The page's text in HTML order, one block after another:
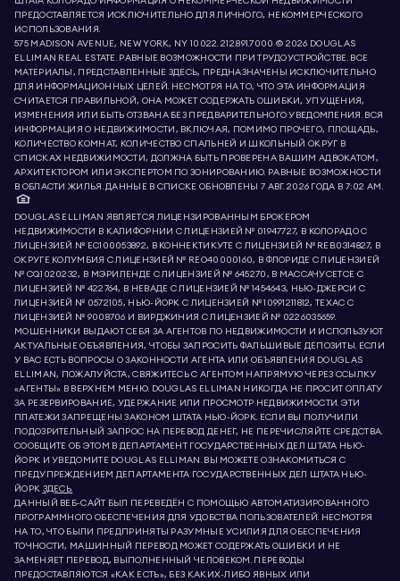
ПРЕДОСТАВЛЯЕТСЯ ИСКЛЮЧИТЕЛЬНО ДЛЯ ЛИЧНОГО, НЕКОММЕРЧЕСКОГО
ИСПОЛЬЗОВАНИЯ.
575 MADISON AVENUE, NEW YORK, NY 10022.212.891.7000 © 2026 DOUGLAS
ELLIMAN REAL ESTATE. РАВНЫЕ ВОЗМОЖНОСТИ ПРИ ТРУДОУСТРОЙСТВЕ. ВСЕ
МАТЕРИАЛЫ, ПРЕДСТАВЛЕННЫЕ ЗДЕСЬ, ПРЕДНАЗНАЧЕНЫ ИСКЛЮЧИТЕЛЬНО
ДЛЯ ИНФОРМАЦИОННЫХ ЦЕЛЕЙ. НЕСМОТРЯ НА ТО, ЧТО ЭТА ИНФОРМАЦИЯ
СЧИТАЕТСЯ ПРАВИЛЬНОЙ, ОНА МОЖЕТ СОДЕРЖАТЬ ОШИБКИ, УПУЩЕНИЯ,
ИЗМЕНЕНИЯ ИЛИ БЫТЬ ОТЗВАНА БЕЗ ПРЕДВАРИТЕЛЬНОГО УВЕДОМЛЕНИЯ. ВСЯ
ИНФОРМАЦИЯ О НЕДВИЖИМОСТИ, ВКЛЮЧАЯ, ПОМИМО ПРОЧЕГО, ПЛОЩАДЬ,
КОЛИЧЕСТВО КОМНАТ, КОЛИЧЕСТВО СПАЛЬНЕЙ И ШКОЛЬНЫЙ ОКРУГ В
СПИСКАХ НЕДВИЖИМОСТИ, ДОЛЖНА БЫТЬ ПРОВЕРЕНА ВАШИМ АДВОКАТОМ,
АРХИТЕКТОРОМ ИЛИ ЭКСПЕРТОМ ПО ЗОНИРОВАНИЮ. РАВНЫЕ ВОЗМОЖНОСТИ
В ОБЛАСТИ ЖИЛЬЯ. ДАННЫЕ В СПИСКЕ ОБНОВЛЕНЫ 7 АВГ. 2026 ГОДА В 7:02 AM.
DOUGLAS ELLIMAN ЯВЛЯЕТСЯ ЛИЦЕНЗИРОВАННЫМ БРОКЕРОМ
НЕДВИЖИМОСТИ В КАЛИФОРНИИ С ЛИЦЕНЗИЕЙ № 01947727, В КОЛОРАДО С
ЛИЦЕНЗИЕЙ № EC100053892, В КОННЕКТИКУТЕ С ЛИЦЕНЗИЕЙ № REB.0314827, В
ОКРУГЕ КОЛУМБИЯ С ЛИЦЕНЗИЕЙ № REO40000160, В ФЛОРИДЕ С ЛИЦЕНЗИЕЙ
№ CQ1020232, В МЭРИЛЕНДЕ С ЛИЦЕНЗИЕЙ № 645270, В МАССАЧУСЕТСЕ С
ЛИЦЕНЗИЕЙ № 422764, В НЕВАДЕ С ЛИЦЕНЗИЕЙ № 1454643, НЬЮ-ДЖЕРСИ С
ЛИЦЕНЗИЕЙ № 0572105, НЬЮ-ЙОРК С ЛИЦЕНЗИЕЙ № 10991211812, ТЕХАС С
ЛИЦЕНЗИЕЙ № 9008706 И ВИРДЖИНИЯ С ЛИЦЕНЗИЕЙ № 0226035659.
МОШЕННИКИ ВЫДАЮТ СЕБЯ ЗА АГЕНТОВ ПО НЕДВИЖИМОСТИ И ИСПОЛЬЗУЮТ
АКТУАЛЬНЫЕ ОБЪЯВЛЕНИЯ, ЧТОБЫ ЗАПРОСИТЬ ФАЛЬШИВЫЕ ДЕПОЗИТЫ. ЕСЛИ
У ВАС ЕСТЬ ВОПРОСЫ О ЗАКОННОСТИ АГЕНТА ИЛИ ОБЪЯВЛЕНИЯ DOUGLAS
ELLIMAN, ПОЖАЛУЙСТА, СВЯЖИТЕСЬ С АГЕНТОМ НАПРЯМУЮ ЧЕРЕЗ ССЫЛКУ
«АГЕНТЫ» В ВЕРХНЕМ МЕНЮ. DOUGLAS ELLIMAN НИКОГДА НЕ ПРОСИТ ОПЛАТУ
ЗА РЕЗЕРВИРОВАНИЕ, УДЕРЖАНИЕ ИЛИ ПРОСМОТР НЕДВИЖИМОСТИ. ЭТИ
ПЛАТЕЖИ ЗАПРЕЩЕНЫ ЗАКОНОМ ШТАТА НЬЮ-ЙОРК. ЕСЛИ ВЫ ПОЛУЧИЛИ
ПОДОЗРИТЕЛЬНЫЙ ЗАПРОС НА ПЕРЕВОД ДЕНЕГ, НЕ ПЕРЕЧИСЛЯЙТЕ СРЕДСТВА.
СООБЩИТЕ ОБ ЭТОМ В ДЕПАРТАМЕНТ ГОСУДАРСТВЕННЫХ ДЕЛ ШТАТА НЬЮ-
ЙОРК И УВЕДОМИТЕ DOUGLAS ELLIMAN. ВЫ МОЖЕТЕ ОЗНАКОМИТЬСЯ С
ПРЕДУПРЕЖДЕНИЕМ ДЕПАРТАМЕНТА ГОСУДАРСТВЕННЫХ ДЕЛ ШТАТА НЬЮ-
ЙОРК ЗДЕСЬ.
ДАННЫЙ ВЕБ-САЙТ БЫЛ ПЕРЕВЕДЁН С ПОМОЩЬЮ АВТОМАТИЗИРОВАННОГО
ПРОГРАММНОГО ОБЕСПЕЧЕНИЯ ДЛЯ УДОБСТВА ПОЛЬЗОВАТЕЛЕЙ. НЕСМОТРЯ
НА ТО, ЧТО БЫЛИ ПРЕДПРИНЯТЫ РАЗУМНЫЕ УСИЛИЯ ДЛЯ ОБЕСПЕЧЕНИЯ
ТОЧНОСТИ, МАШИННЫЙ ПЕРЕВОД МОЖЕТ СОДЕРЖАТЬ ОШИБКИ И НЕ
ЗАМЕНЯЕТ ПЕРЕВОД, ВЫПОЛНЕННЫЙ ЧЕЛОВЕКОМ. ПЕРЕВОДЫ
ПРЕДОСТАВЛЯЮТСЯ «КАК ЕСТЬ», БЕЗ КАКИХ-ЛИБО ЯВНЫХ ИЛИ